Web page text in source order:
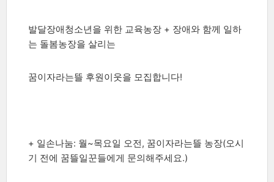
발달장애청소년을 위한 교육농장 + 장애와 함께 일하
는 돌봄농장을 살리는
꿈이자라는뜰 후원이웃을 모집합니다!
+ 일손나눔: 월~목요일 오전, 꿈이자라는뜰 농장(오시
기 전에 꿈뜰일꾼들에게 문의해주세요.)